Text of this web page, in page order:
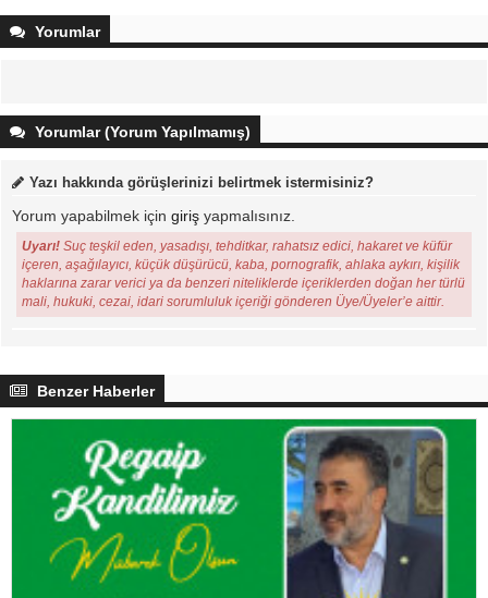
Yorumlar
Yorumlar (Yorum Yapılmamış)
Yazı hakkında görüşlerinizi belirtmek istermisiniz?
Yorum yapabilmek için giriş yapmalısınız.
Uyarı! Suç teşkil eden, yasadışı, tehditkar, rahatsız edici, hakaret ve küfür
içeren, aşağılayıcı, küçük düşürücü, kaba, pornografik, ahlaka aykırı, kişilik
haklarına zarar verici ya da benzeri niteliklerde içeriklerden doğan her türlü
mali, hukuki, cezai, idari sorumluluk içeriği gönderen Üye/Üyeler’e aittir.
Benzer Haberler